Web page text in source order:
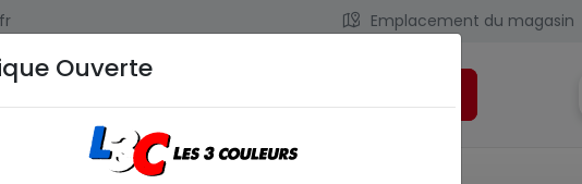
Emplacement du magasin
Ouverte